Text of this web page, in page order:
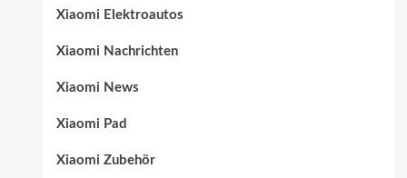
Xiaomi Elektroautos
Xiaomi Nachrichten
Xiaomi News
Xiaomi Pad
Xiaomi Zubehör